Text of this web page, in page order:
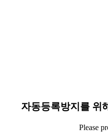
자동등록방지를 위
Please